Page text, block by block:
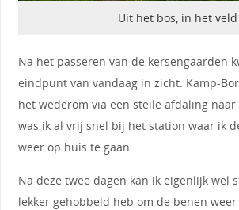
Uit het bos, in het veld
Na het passeren van de kersengaarden
eindpunt van vandaag in zicht: Kamp-
het wederom via een steile afdaling
was ik al vrij snel bij het station waar ik
weer op huis te gaan.
Na deze twee dagen kan ik eigenlijk wel
lekker gehobbeld heb om de benen